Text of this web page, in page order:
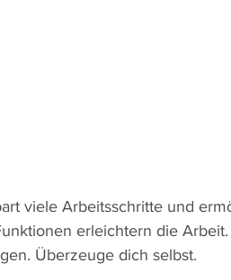
viele Arbeitsschritte und
erleichtern die
Überzeuge dich selbst.